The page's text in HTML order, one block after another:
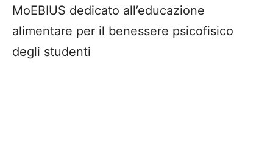
MoEBIUS dedicato all’educazione
alimentare per il benessere psicofisico
degli studenti